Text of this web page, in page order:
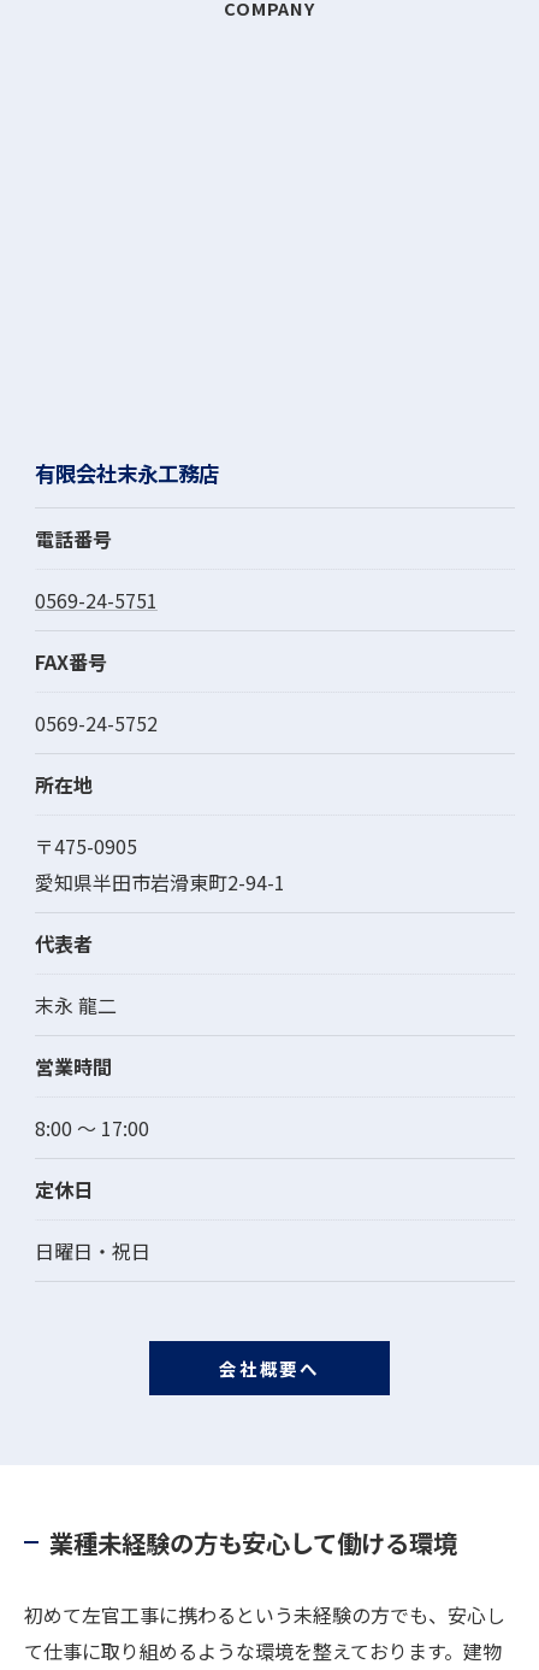
COMPANY
有限会社末永工務店
電話番号
0569-24-5751
FAX番号
0569-24-5752
所在地
〒475-0905
愛知県半田市岩滑東町2-94-1
代表者
末永 龍二
営業時間
8:00 ～ 17:00
定休日
日曜日・祝日
会社概要へ
業種未経験の方も安心して働ける環境
初めて左官工事に携わるという未経験の方でも、安心し
て仕事に取り組めるような環境を整えております。建物